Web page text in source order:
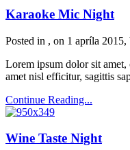
Karaoke Mic Night
Posted in , on 1 apríla 2015,
Lorem ipsum dolor sit
amet nisl efficitur, sagittis
Continue Reading...
Wine Taste Night